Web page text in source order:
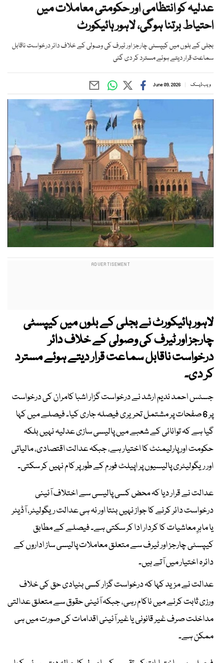
عدلیہ کو انتظامی اور حکومتی معاملات میں
احتیاط برتنا ہوگی، لاہور ہائیکورٹ
بجلی کے بلوں میں کیپسٹی چارجز اور ٹیرف کی وصولی کے خلاف دائر درخواست ناقابل
سماعت قرار دیتے ہوئے مسترد کر دی گئی
ویب ڈیسک June 09, 2026
لاہور ہائیکورٹ نے بجلی کے بلوں میں کیپسٹی
چارجز اور ٹیرف کی وصولی کے خلاف دائر
درخواست ناقابل سماعت قرار دیتے ہوئے مسترد
کر دی۔
جسٹس احمد ندیم ارشد نے درخواست گزار اشبا کامران کی درخواست
پر 6 صفحات پر مشتمل تحریری فیصلہ جاری کیا۔ فیصلے میں کہا
گیا ہے کہ توانائی کے شعبے میں پالیسی سازی عدلیہ نہیں بلکہ
حکومت اور پارلیمنٹ کا اختیار ہے، جبکہ عدالت اقتصادی، مالیاتی
اور ریگولیٹری پالیسیوں پر اپیلٹ فورم کے طور پر کام نہیں کر سکتی۔
عدالت نے قرار دیا کہ محض کسی پالیسی سے اختلاف آئینی
درخواست دائر کرنے کا جواز نہیں بنتا اور نہ ہی عدالت ریگولیٹر، آڈیٹر
یا ماہرِ معاشیات کا کردار ادا کر سکتی ہے۔ فیصلے کے مطابق
کیپسٹی چارجز اور ٹیرف سے متعلق معاملات پالیسی ساز اداروں کے
دائرہ اختیار میں آتے ہیں۔
عدالت نے مزید کہا کہ درخواست گزار کسی بنیادی حق کی خلاف
ورزی ثابت کرنے میں ناکام رہی، جبکہ آئینی حقوق سے متعلق عدالتی
مداخلت صرف غیر قانونی یا غیر آئینی اقدامات کی صورت میں ہی
ممکن ہے۔